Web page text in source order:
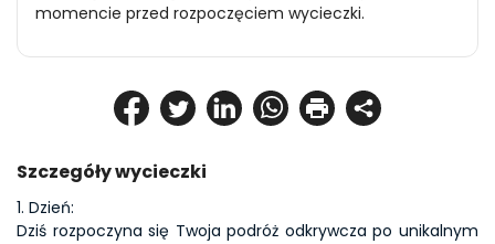
Szczegóły wycieczki
1. Dzień:
Dziś rozpoczyna się Twoja podróż odkrywcza po unikalnym
momencie przed rozpoczęciem wycieczki.